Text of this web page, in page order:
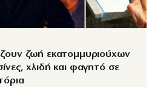
ζωή εκατομμυριούχων
χλιδή και φαγητό σε